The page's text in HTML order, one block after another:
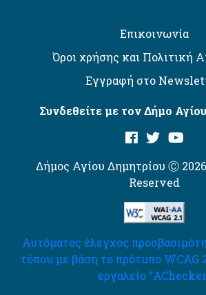
Επικοινωνία
Όροι χρήσης και Πολιτική
Εγγραφή στο
Συνδεθείτε με τον Δήμο
Δήμος Αγίου Δημητρίου Ⓒ
Reserved
Αυτόματος έλεγχος
τόπου με βάση το πρότυπο WCAG
εργαλείο